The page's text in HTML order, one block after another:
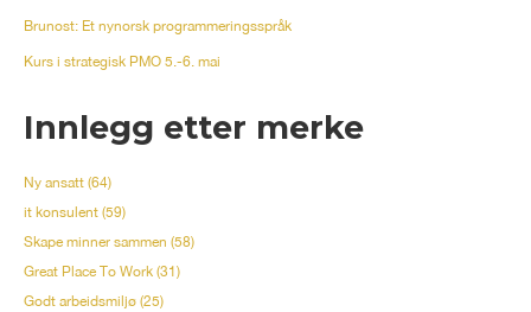
Brunost: Et nynorsk programmeringsspråk
Kurs i strategisk PMO 5.-6. mai
Innlegg etter merke
Ny ansatt (64)
it konsulent (59)
Skape minner sammen (58)
Great Place To Work (31)
Godt arbeidsmiljø (25)